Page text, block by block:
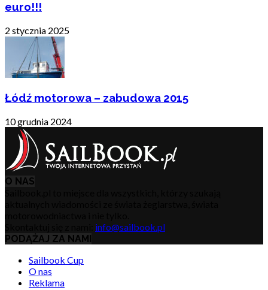
euro!!!
2 stycznia 2025
Łódź motorowa – zabudowa 2015
10 grudnia 2024
O NAS
info@sailbook.pl
PODĄŻAJ ZA NAMI
Sailbook Cup
O nas
Reklama